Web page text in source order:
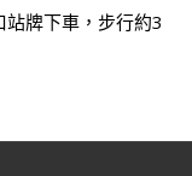
牌下車，步行約3